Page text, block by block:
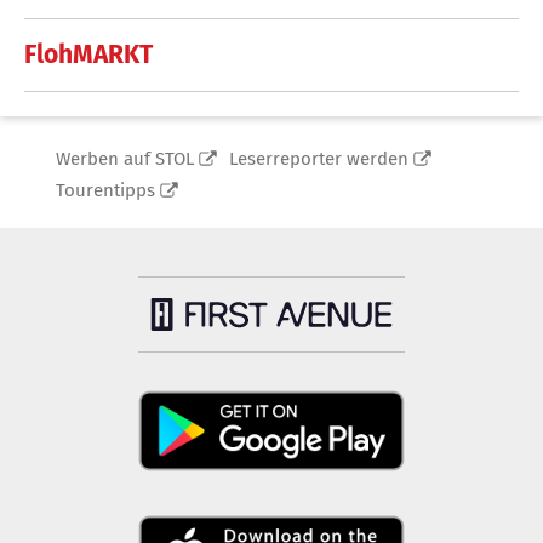
FlohMARKT
Werben auf STOL
Leserreporter werden
Tourentipps